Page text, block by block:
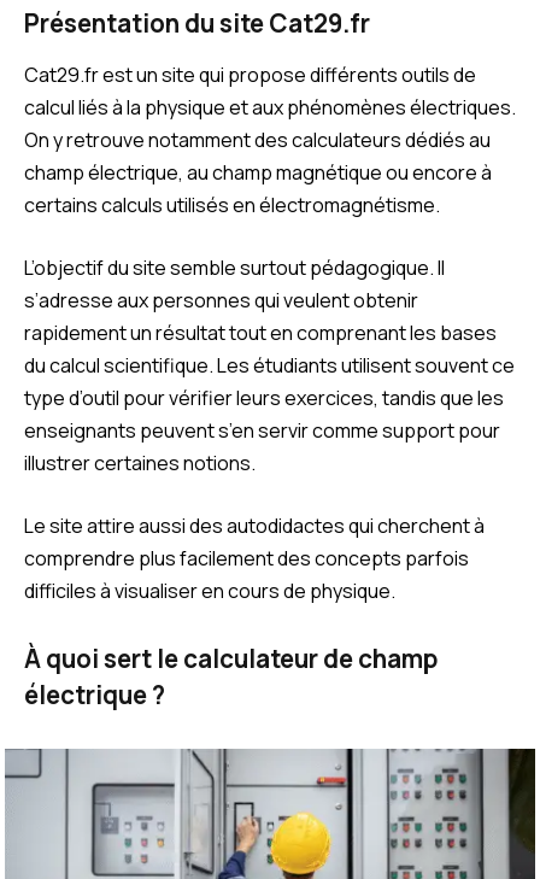
Présentation du site Cat29.fr
Cat29.fr est un site qui propose différents outils de
calcul liés à la physique et aux phénomènes électriques.
On y retrouve notamment des calculateurs dédiés au
champ électrique, au champ magnétique ou encore à
certains calculs utilisés en électromagnétisme.
L’objectif du site semble surtout pédagogique. Il
s’adresse aux personnes qui veulent obtenir
rapidement un résultat tout en comprenant les bases
du calcul scientifique. Les étudiants utilisent souvent ce
type d’outil pour vérifier leurs exercices, tandis que les
enseignants peuvent s’en servir comme support pour
illustrer certaines notions.
Le site attire aussi des autodidactes qui cherchent à
comprendre plus facilement des concepts parfois
difficiles à visualiser en cours de physique.
À quoi sert le calculateur de champ
électrique ?